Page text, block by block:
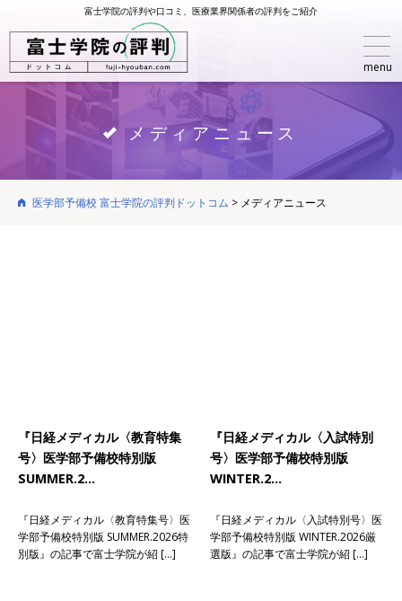
富士学院の評判や口コミ、医療業界関係者の評判をご紹介
menu
メディアニュース
医学部予備校 富士学院の評判ドットコム > メディアニュース
『日経メディカル〈教育特集
号〉医学部予備校特別版
SUMMER.2…
『日経メディカル〈教育特集号〉医
学部予備校特別版 SUMMER.2026特
別版』の記事で富士学院が紹 […]
『日経メディカル〈入試特別
号〉医学部予備校特別版
WINTER.2…
『日経メディカル〈入試特別号〉医
学部予備校特別版 WINTER.2026厳
選版』の記事で富士学院が紹 […]